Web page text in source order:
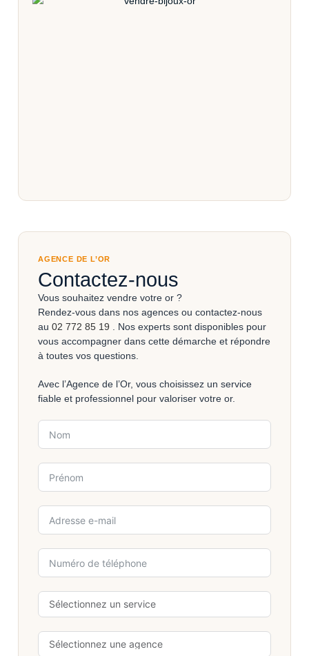
AGENCE DE L’OR
Contactez-nous
Vous souhaitez vendre votre or ?
Rendez-vous dans nos agences ou contactez-nous
au 02 772 85 19 . Nos experts sont disponibles pour
vous accompagner dans cette démarche et répondre
à toutes vos questions.
Avec l’Agence de l’Or, vous choisissez un service
fiable et professionnel pour valoriser votre or.